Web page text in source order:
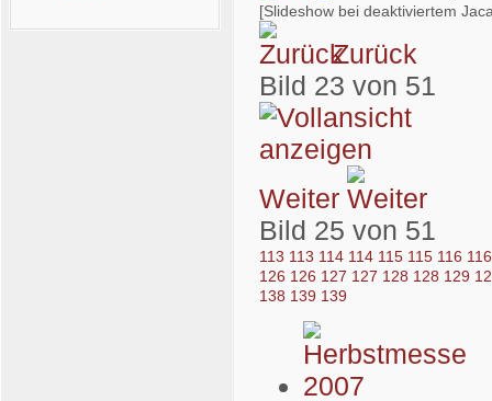
[Slideshow bei deaktiviertem
Zurück
Bild 23 von 51
Weiter
Bild 25 von 51
113 113 114 114 115 115 116 116
126 126 127 127 128 128 129
138 139 139